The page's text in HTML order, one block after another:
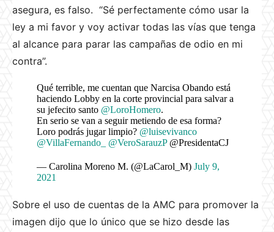
asegura, es falso. “Sé perfectamente cómo usar la
ley a mi favor y voy activar todas las vías que tenga
al alcance para parar las campañas de odio en mi
contra”.
Qué terrible, me cuentan que Narcisa Obando está
haciendo Lobby en la corte provincial para salvar a
su jefecito santo @LoroHomero.
En serio se van a seguir metiendo de esa forma?
Loro podrás jugar limpio? @luisevivanco
@VillaFernando_
@VeroSarauzP@PresidentaCJ
— Carolina Moreno M. (@LaCarol_M) July 9,
2021
Sobre el uso de cuentas de la AMC para promover la
imagen dijo que lo único que se hizo desde las